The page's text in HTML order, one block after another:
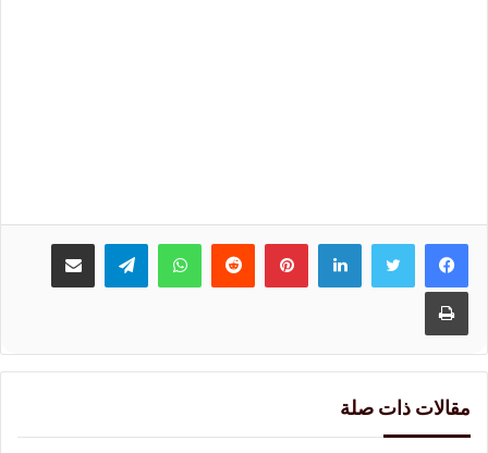
لينكدإنبينتيريست واتسابتيلقرام مشاركة عبر البريد
طباعة
مقالات ذات صلة